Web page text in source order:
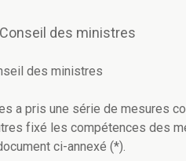
des ministres
des ministres
a pris une série de mesures
fixé les compétences des
ci-annexé (*).